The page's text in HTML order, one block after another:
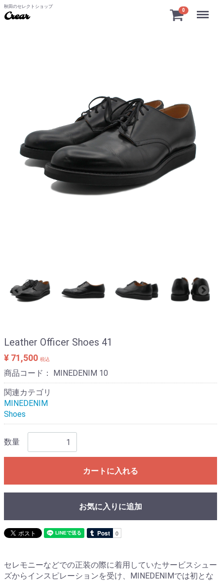
秋田のセレクトショップ
Crear
0 Menu
Leather Officer Shoes 41
¥ 71,500 税込
商品コード： MINEDENIM 10
関連カテゴリ
MINEDENIM
Shoes
数量
カートに入れる
お気に入りに追加
セレモニーなどでの正装の際に着用していたサービスシュー
ズからインスピレーションを受け、MINEDENIMでは初とな